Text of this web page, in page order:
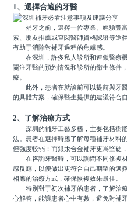
1、選擇合適的牙醫
補牙之前，選擇一位專業、經驗豐富
索、朋友推薦或查閱醫師資格認證等途
有助于消除對補牙過程的焦慮感。
在深圳，許多私人診所和連鎖醫療機
關注牙醫的預約情況和診所的衛生條件
療。
此外，患者在就診前可以提前與牙醫
的具體方案，確保醫生提供的建議符合自
2、了解治療方式
深圳的補牙工藝多樣，主要包括樹脂
法。患者在選擇時應了解每種補牙材料
但強度較弱；而銀汞合金補牙更爲堅硬
在咨詢牙醫時，可以詢問不同修複材
感反應，以便做出更符合自己期望的選
相應的治療方式，確保恢複效果最佳。
特別對于初次補牙的患者，了解治療
心解答，能讓患者心中有數，避免對補